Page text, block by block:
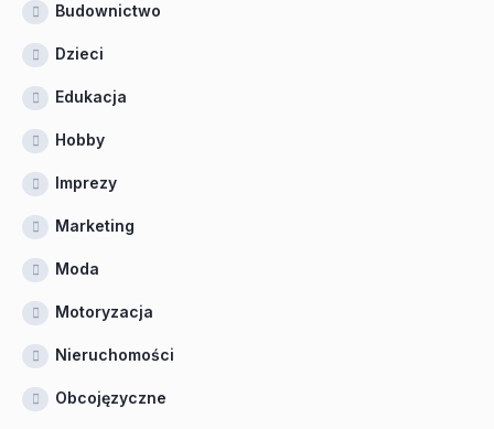
Budownictwo
Dzieci
Edukacja
Hobby
Imprezy
Marketing
Moda
Motoryzacja
Nieruchomości
Obcojęzyczne